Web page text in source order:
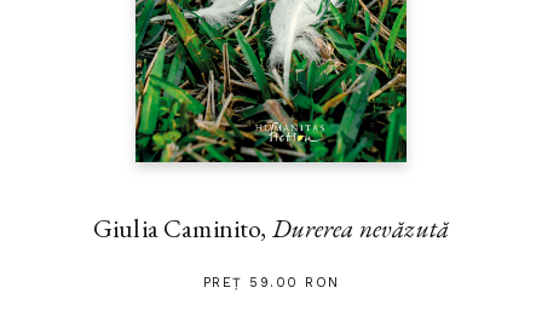
Giulia Caminito, Durerea nevăzută
PREȚ 59.00 RON